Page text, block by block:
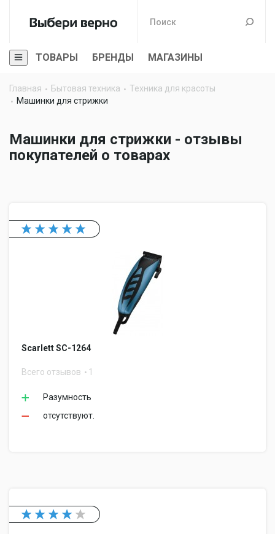
ТОВАРЫ БРЕНДЫ МАГАЗИНЫ
Главная Бытовая техника
Техника для красоты
Машинки для стрижки
Машинки для стрижки - отзывы
покупателей о товарах
Scarlett SC-1264
Всего отзывов 1
Разумность
отсутствуют.